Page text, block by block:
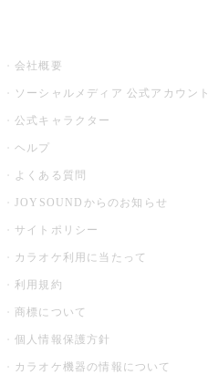
会社概要
ソーシャルメディア 公式アカウント
公式キャラクター
ヘルプ
よくある質問
JOYSOUNDからのお知らせ
サイトポリシー
カラオケ利用に当たって
利用規約
商標について
個人情報保護方針
カラオケ機器の情報について